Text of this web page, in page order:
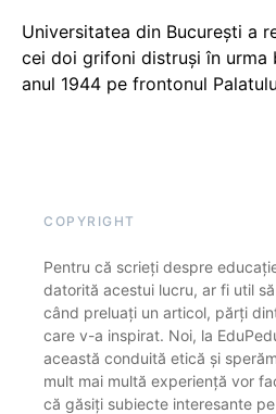
Universitatea din București a
cei doi grifoni distruși în urma
anul 1944 pe frontonul
COPYRIGHT
Pentru că scrieți despre
datorită acestui lucru, ar fi util
când preluați un articol, părți
care v-a inspirat. Noi, la
această conduită etică și
mult mai multă experiență vor
că găsiți subiecte interesante